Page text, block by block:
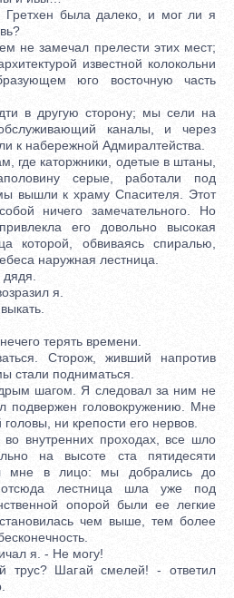
была далеко, и мог ли я
не замечал прелести этих мест;
известной колокольни
юго восточную часть
в другую сторону; мы сели на
каналы, и через
к набережной Адмиралтейства.
где каторжники, одетые в штаны,
серые, работали под
вышли к храму Спасителя. Этот
ничего замечательного. Но
его довольно высокая
которой, обвиваясь спиралью,
наружная лестница.
я.
терять времени.
Сторож, живший напротив
стали подниматься.
шагом. Я следовал за ним не
подвержен головокружению. Мне
ни крепости его нервов.
внутренних проходах, все шло
на высоте ста пятидесяти
мне в лицо: мы добрались до
отсюда лестница шла уже под
опорой были ее легкие
чем выше, тем более
я. - Не могу!
Шагай смелей! - ответил